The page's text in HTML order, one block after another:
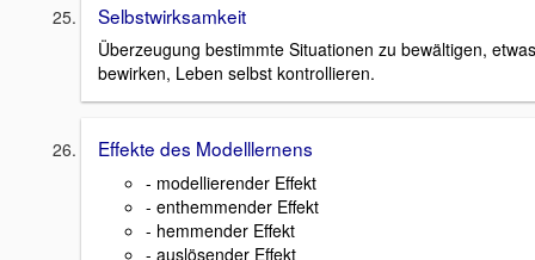
Selbstwirksamkeit
Überzeugung bestimmte Situationen zu bewältigen, etwas
bewirken, Leben selbst kontrollieren.
Effekte des Modelllernens
- modellierender Effekt
- enthemmender Effekt
- hemmender Effekt
- auslösender Effekt